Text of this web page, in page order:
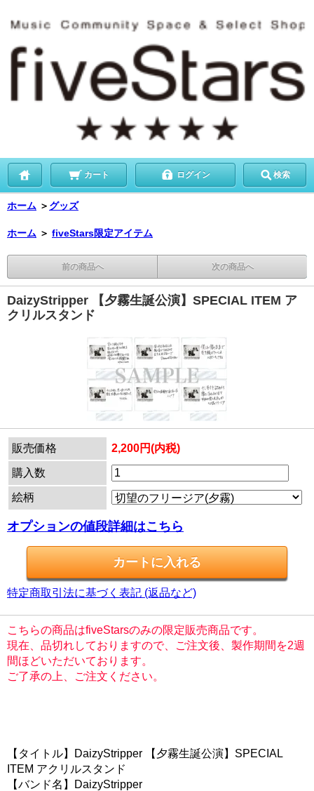
カート ログイン 検索
ホーム ＞ グッズ
ホーム ＞ fiveStars限定アイテム
前の商品へ 次の商品へ
DaizyStripper 【夕霧生誕公演】SPECIAL ITEM ア
クリルスタンド
販売価格 2,200円(内税)
購入数
絵柄
オプションの値段詳細はこちら
特定商取引法に基づく表記 (返品など)
こちらの商品はfiveStarsのみの限定販売商品です。
現在、品切れしておりますので、ご注文後、製作期間を2週
間ほどいただいております。
ご了承の上、ご注文ください。
【タイトル】DaizyStripper 【夕霧生誕公演】SPECIAL
ITEM アクリルスタンド
【バンド名】DaizyStripper